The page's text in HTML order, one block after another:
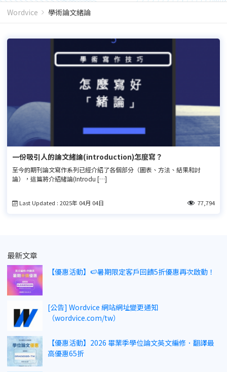
Wordvice 學術論文緒論
一份吸引人的論文緒論(introduction)怎麼寫？
至今的期刊論文寫作系列已經介紹了各個部分（圖表、方法、結果和討
論），這篇將介紹緒論(Introdu […]
Last Updated : 2025年 04月 04日 77,794
最新文章
【優惠活動】🍉暑期限定客戶回饋5折優惠再次啟動！
[公告] Wordvice 網站網址變更通知
（wordvice.com/tw）
【優惠活動】2026 畢業季學位論文英文編修．翻譯最
高優惠65折